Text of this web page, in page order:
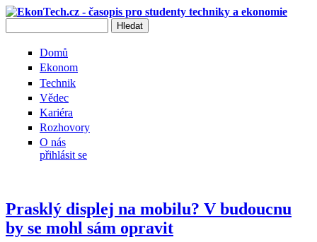
Přejít k hlavnímu obsahu
Domů
Ekonom
Technik
Vědec
Kariéra
Rozhovory
O nás
přihlásit se
Freetime
Prasklý displej na mobilu? V budoucnu
by se mohl sám opravit